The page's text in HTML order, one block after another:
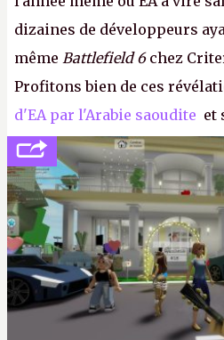
dizaines de développeurs
même Battlefield 6chez
Profitons bien de ces
d'EA par l'Arabie saoudite et
société privée, l'éditeur
l'obligation de publier ses
victoire pour la